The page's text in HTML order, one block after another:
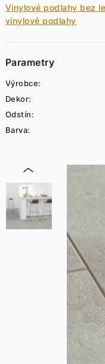
Vinylové podlahy bez
vinylové podlahy
Parametry
Výrobce:
Dekor:
Odstín:
Barva: